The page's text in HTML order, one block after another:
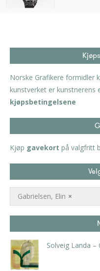
Norske Grafikere formidler
kunstverket er kunstnerens
kjøpsbetingelsene
Kjøp gavekort på valgfritt
×
Gabrielsen, Elin
Solveig Landa –